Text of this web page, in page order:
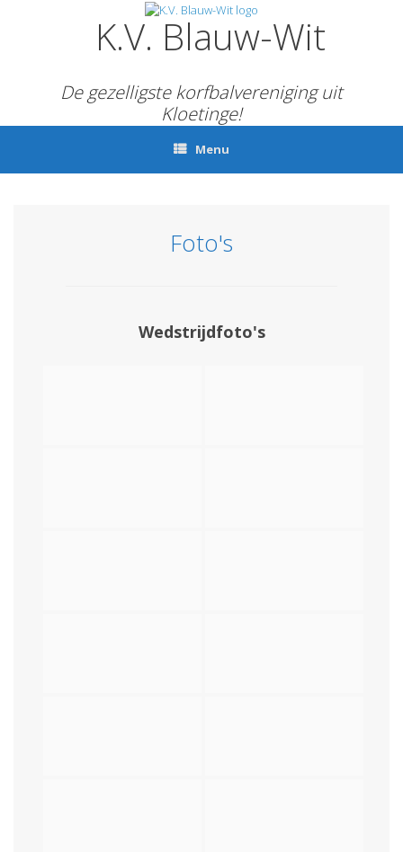
K.V. Blauw-Wit
De gezelligste korfbalvereniging uit
Kloetinge!
Menu
Foto's
Wedstrijdfoto's